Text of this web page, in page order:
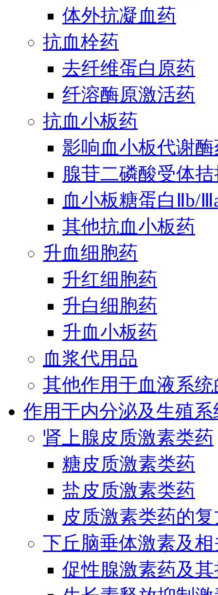
体外抗凝血药
抗血栓药
去纤维蛋白原药
纤溶酶原激活药
抗血小板药
影响血小板代谢
腺苷二磷酸受体
血小板糖蛋白Ⅱb/
其他抗血小板药
升血细胞药
升红细胞药
升白细胞药
升血小板药
血浆代用品
其他作用于血液系
作用于内分泌及生殖
肾上腺皮质激素类药
糖皮质激素类药
盐皮质激素类药
皮质激素类药的
下丘脑垂体激素及
促性腺激素药及